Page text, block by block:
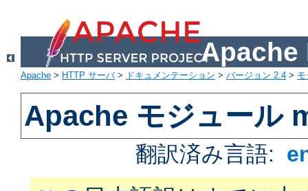
Apache
Apache > HTTP サーバ> ドキュメンテーション > バージョン 2.4 >
Apache モジュール
翻訳済み言語: